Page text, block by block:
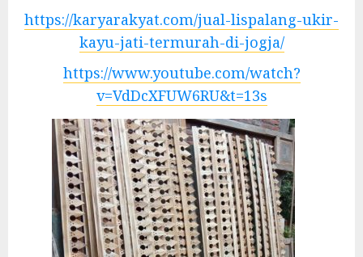
https://karyarakyat.com/jual-lispalang-ukir-
kayu-jati-termurah-di-jogja/
https://www.youtube.com/watch?
v=VdDcXFUW6RU&t=13s